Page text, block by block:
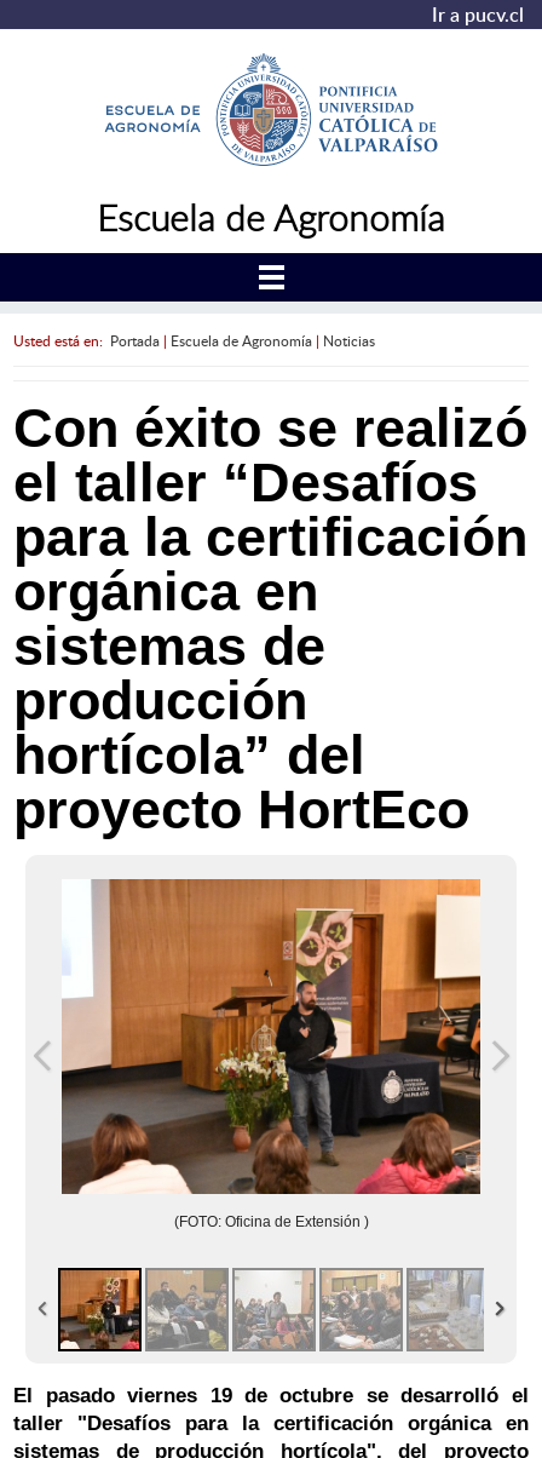
Ir a pucv.cl
Escuela de Agronomía
Usted está en: Portada | Escuela de Agronomía | Noticias
Con éxito se realizó
el taller “Desafíos
para la certificación
orgánica en
sistemas de
producción
hortícola” del
proyecto HortEco
(FOTO: Oficina de Extensión )
El pasado viernes 19 de octubre se desarrolló el
taller "Desafíos para la certificación orgánica en
sistemas de producción hortícola", del proyecto